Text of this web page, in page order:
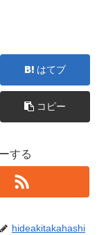
はてブ
コピー
する
hideakitakahashi